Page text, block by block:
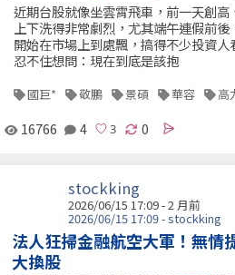
近期台股就像坐雲霄飛車，前一天創
上下洗得非常劇烈，尤其端午連假前
開始在市場上到處飄，搞得不少投資
忍不住想問：現在到底是該抱
國巨* 敬鵬 景碩 華容 高
16766 4 0
stockking
2026/06/15 17:09 - 2 月前
2026/06/15 17:09 - stockking
法人狂掃金融航空大軍！無情
大換股